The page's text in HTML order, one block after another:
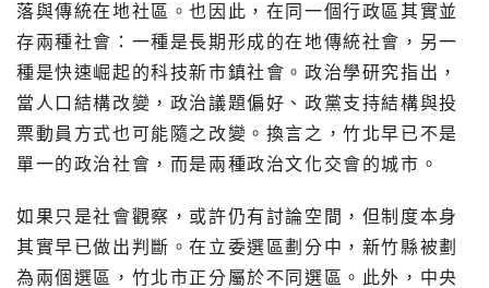
落與傳統在地社區。也因此，在同一個行政區其實並
存兩種社會：一種是長期形成的在地傳統社會，另一
種是快速崛起的科技新市鎮社會。政治學研究指出，
當人口結構改變，政治議題偏好、政黨支持結構與投
票動員方式也可能隨之改變。換言之，竹北早已不是
單一的政治社會，而是兩種政治文化交會的城市。
如果只是社會觀察，或許仍有討論空間，但制度本身
其實早已做出判斷。在立委選區劃分中，新竹縣被劃
為兩個選區，竹北市正分屬於不同選區。此外，中央